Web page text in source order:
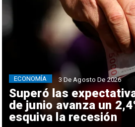
Superó las
de junio avanza un
esquiva la recesión
ECONOMÍA 3 De Agosto De 2026